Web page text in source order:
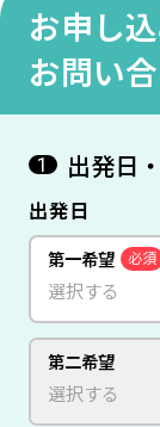
ア航空利用 4泊6
き≫
お申し
お問い
1 出発日
出発日
第一希望 必須
第二希望